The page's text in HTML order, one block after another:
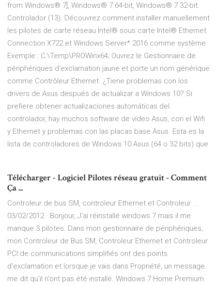
from Windows® 7], Windows® 7 64-bit, Windows® 7 32-bit.
Controlador (13). Découvrez comment installer manuellement
les pilotes de carte réseau Intel® sous carte Intel® Ethernet
Connection X722 et Windows Server* 2016 comme système
Exemple : C:\Temp\PROWinx64; Ouvrez le Gestionnaire de
périphériques d'exclamation jaune et porte un nom générique
comme Contrôleur Ethernet. ¿Tiene problemas con los
drivers de Asus después de actualizar a Windows 10? Si
prefiere obtener actualizaciones automáticas del
controlador, hay muchos software de vídeo Asus, con el Wifi
y Ethernet y problemas con las placas base Asus. Esta es la
lista de controladores de Windows 10 Asus (64 o 32 bits) que
Télécharger - Logiciel Pilotes réseau gratuit - Comment
Ça ...
Controleur de bus SM, controleur Ethernet et Controleur ...
03/02/2012 · Bonjour, J'ai réinstallé windows 7 mais il me
manque 3 pilotes. Dans mon gestionnaire de périphériques,
mon Controleur de Bus SM, Controleur Ethernet et Controleur
PCI de communications simplifiés ont des points
d'exclamation et lorsque je vais dans Propriété, un message
me dit qu'il n'ont pas été installé. Windows 7 Home Premium